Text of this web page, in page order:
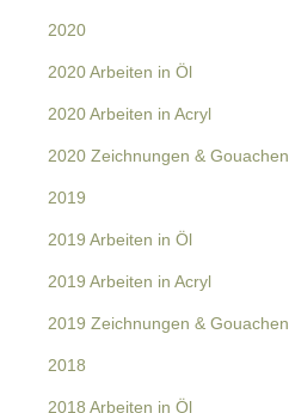
2020
2020 Arbeiten in Öl
2020 Arbeiten in Acryl
2020 Zeichnungen & Gouachen
2019
2019 Arbeiten in Öl
2019 Arbeiten in Acryl
2019 Zeichnungen & Gouachen
2018
2018 Arbeiten in Öl